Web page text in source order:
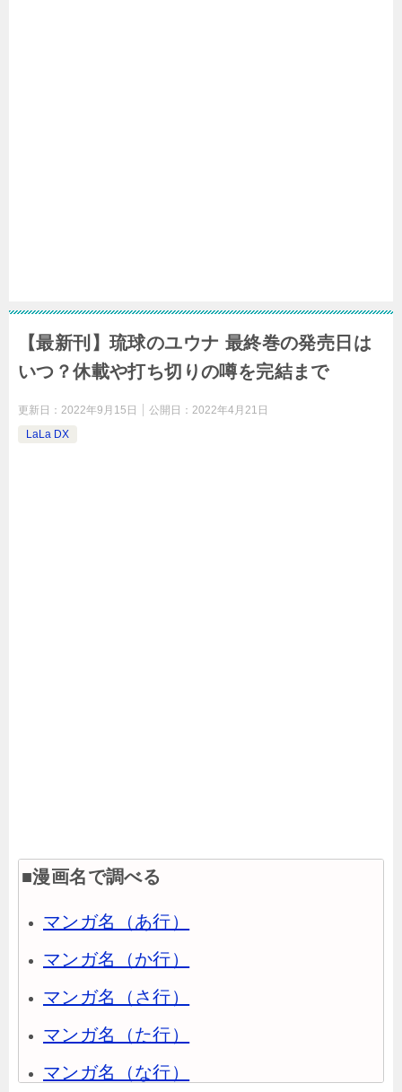
【最新刊】琉球のユウナ 最終巻の発売日は
いつ？休載や打ち切りの噂を完結まで
更新日： 2022年9月15日 公開日： 2022年4月21日
LaLa DX
■漫画名で調べる
マンガ名（あ行）
マンガ名（か行）
マンガ名（さ行）
マンガ名（た行）
マンガ名（な行）